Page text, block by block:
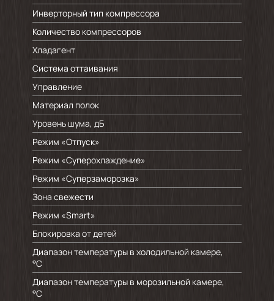
Инверторный тип компрессора
Количество компрессоров
Хладагент
Система оттаивания
Управление
Материал полок
Уровень шума, дБ
Режим «Отпуск»
Режим «Суперохлаждение»
Режим «Суперзаморозка»
Зона свежести
Режим «Smart»
Блокировка от детей
Диапазон температуры в холодильной камере,
°C
Диапазон температуры в морозильной камере,
°C